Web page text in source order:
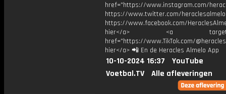
href="https://www.instagram.com/
https://www.twitter.com/heraclesalmelo
https://www.facebook.com/
hier</a> <a
href="https://www.TikTok.com/
hier</a> 📲 En de Heracles Almelo App
10-10-2024 16:37
YouTube
Voetbal.TV
Alle afleveringen